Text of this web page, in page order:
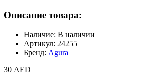
Описание товара:
Наличие: В наличии
Артикул: 24255
Бренд: Agura
30 AED